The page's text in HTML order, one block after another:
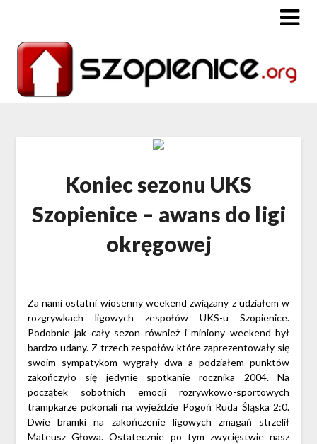
Koniec sezonu UKS
Szopienice – awans do ligi
okręgowej
Za nami ostatni wiosenny weekend związany z udziałem w
rozgrywkach ligowych zespołów UKS-u Szopienice.
Podobnie jak cały sezon również i miniony weekend był
bardzo udany. Z trzech zespołów które zaprezentowały się
swoim sympatykom wygrały dwa a podziałem punktów
zakończyło się jedynie spotkanie rocznika 2004. Na
początek sobotnich emocji rozrywkowo-sportowych
trampkarze pokonali na wyjeździe Pogoń Ruda Śląska 2:0.
Dwie bramki na zakończenie ligowych zmagań strzelił
Mateusz Głowa. Ostatecznie po tym zwycięstwie nasz